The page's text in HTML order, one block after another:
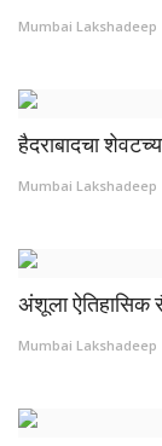
व्यवसाय
संपादकीय
क्रीडा
महाराष्ट्र
गुन्हा
Mumbai Lakshadeep
हैदराबादचा
Mumbai Lakshadeep
अंशूला ऐतिहासिक
Mumbai Lakshadeep